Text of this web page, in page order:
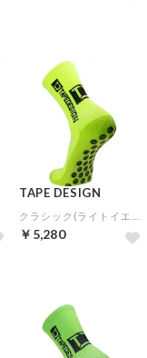
TAPE DESIGN
￥5,280